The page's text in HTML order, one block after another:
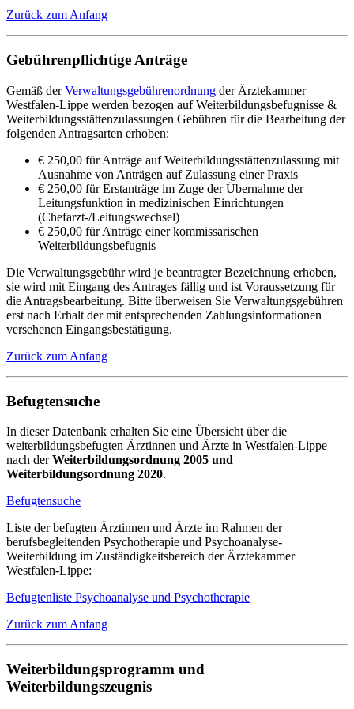
Zurück zum Anfang
Gebührenpflichtige Anträge
Gemäß derVerwaltungsgebührenordnung der Ärztekammer
Westfalen-Lippe werden bezogen auf Weiterbildungsbefugnisse &
Weiterbildungsstättenzulassungen Gebühren für die Bearbeitung der
folgenden Antragsarten erhoben:
€ 250,00 für Anträge auf Weiterbildungsstättenzulassung mit
Ausnahme von Anträgen auf Zulassung einer Praxis
€ 250,00 für Erstanträge im Zuge der Übernahme der
Leitungsfunktion in medizinischen Einrichtungen
(Chefarzt-/Leitungswechsel)
€ 250,00 für Anträge einer kommissarischen
Weiterbildungsbefugnis
Die Verwaltungsgebühr wird je beantragter Bezeichnung erhoben,
sie wird mit Eingang des Antrages fällig und ist Voraussetzung für
die Antragsbearbeitung. Bitte überweisen Sie Verwaltungsgebühren
erst nach Erhalt der mit entsprechenden Zahlungsinformationen
versehenen Eingangsbestätigung.
Zurück zum Anfang
Befugtensuche
In dieser Datenbank erhalten Sie eine Übersicht über die
weiterbildungsbefugten Ärztinnen und Ärzte in Westfalen-Lippe
nach derWeiterbildungsordnung 2005 und
Weiterbildungsordnung 2020.
Befugtensuche
Liste der befugten Ärztinnen und Ärzte im Rahmen der
berufsbegleitenden Psychotherapie und Psychoanalyse-
Weiterbildung im Zuständigkeitsbereich der Ärztekammer
Westfalen-Lippe:
Befugtenliste Psychoanalyse und Psychotherapie
Zurück zum Anfang
Weiterbildungsprogramm und
Weiterbildungszeugnis